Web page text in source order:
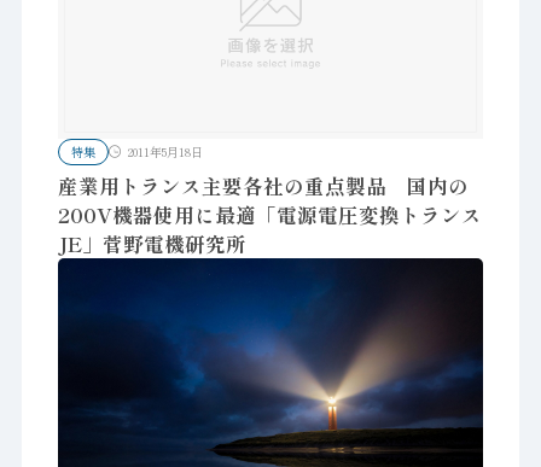
特集 2011年5月18日
産業用トランス主要各社の重点製品 国内の
200V機器使用に最適「電源電圧変換トランス
JE」菅野電機研究所